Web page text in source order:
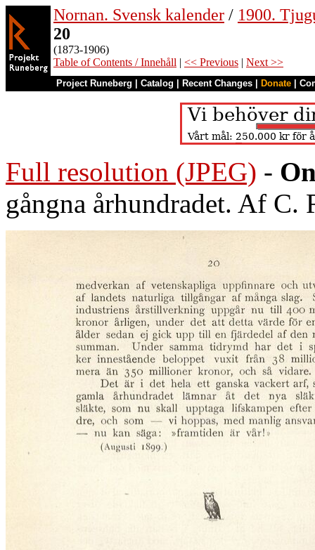
Nornan. Svensk kalender / 1900.
20
(1873-1906)
Table of Contents / Innehåll | << Previous | Next >>
Project Runeberg Catalog Recent Changes Donate
Full resolution (JPEG) -
gångna århundradet. Af C.